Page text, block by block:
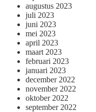
augustus 2023
juli 2023
juni 2023
mei 2023
april 2023
maart 2023
februari 2023
januari 2023
december 2022
november 2022
oktober 2022
september 2022